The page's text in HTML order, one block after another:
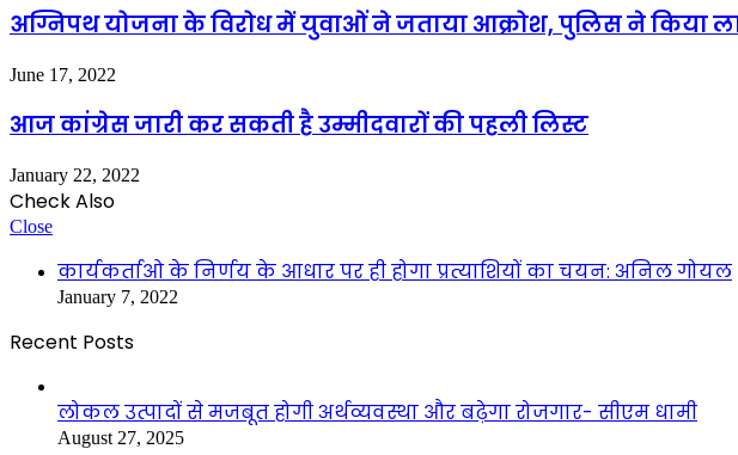
अग्निपथ योजना के विरोध में युवाओं ने जताया आक्रोश, पुलिस ने किया
June 17, 2022
आज कांग्रेस जारी कर सकती है उम्मीदवारों की पहली लिस्ट
January 22, 2022
Check Also
Close
कार्यकर्ताओ के निर्णय के आधार पर ही होगा प्रत्याशियों का चयन: अनिल गोयल
January 7, 2022
Recent Posts
लोकल उत्पादों से मजबूत होगी अर्थव्यवस्था और बढ़ेगा रोजगार- सीएम धामी
August 27, 2025